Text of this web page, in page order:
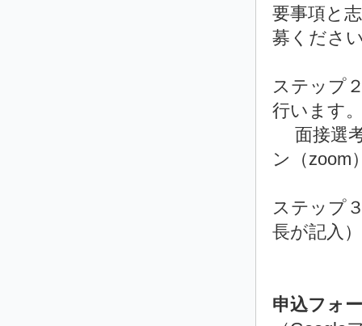
要事項と
募くださ
ステップ
行います
面接選
ン（zoom
ステップ
長が記入
申込フォ